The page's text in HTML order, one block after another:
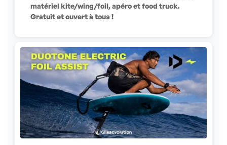
matériel kite/wing/foil, apéro et food truck.
Gratuit et ouvert à tous !